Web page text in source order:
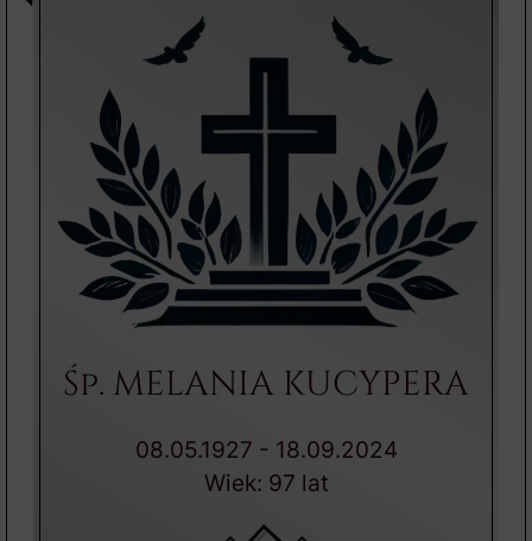
Śp. MELANIA KUCYPERA
08.05.1927 - 18.09.2024
Wiek: 97 lat